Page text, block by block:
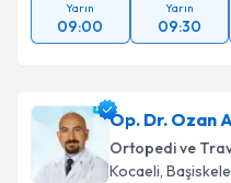
Yarın
09:00
Yarın
09:30
Op. Dr. Ozan
Ortopedi ve
Kocaeli, Başiskele